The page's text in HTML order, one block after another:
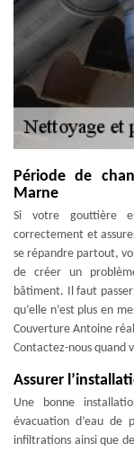
Période de
Marne
Si votre gouttière
correctement et
se répandre partout,
de créer un
bâtiment. Il faut
qu’elle n’est plus en
Couverture Antoine
Contactez-nous quand
Assurer
Une bonne
évacuation d’eau de
infiltrations ainsi que